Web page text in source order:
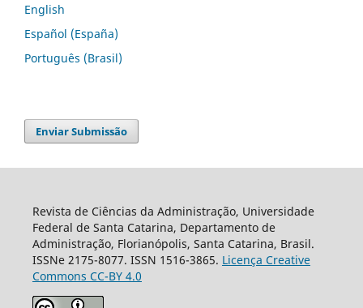
English
Español (España)
Português (Brasil)
Enviar Submissão
Revista de Ciências da Administração, Universidade
Federal de Santa Catarina, Departamento de
Administração, Florianópolis, Santa Catarina, Brasil.
ISSNe 2175-8077. ISSN 1516-3865. Licença Creative
Commons CC-BY 4.0